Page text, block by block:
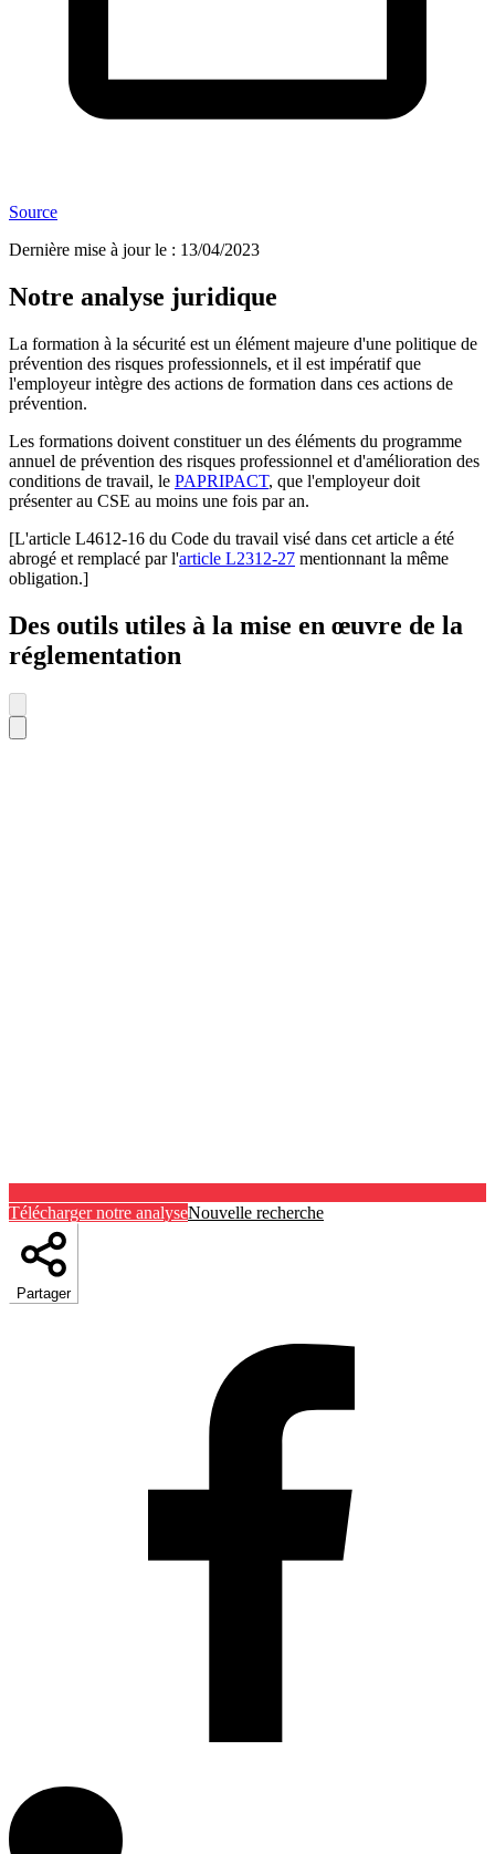
Source
Dernière mise à jour le : 13/04/2023
Notre analyse juridique
La formation à la sécurité est un élément majeure d'une politique de
prévention des risques professionnels, et il est impératif que
l'employeur intègre des actions de formation dans ces actions de
prévention.
Les formations doivent constituer un des éléments du programme
annuel de prévention des risques professionnel et d'amélioration des
conditions de travail, le PAPRIPACT, que l'employeur doit
présenter au CSE au moins une fois par an.
[L'article L4612-16 du Code du travail visé dans cet article a été
abrogé et remplacé par l'article L2312-27 mentionnant la même
obligation.]
Des outils utiles à la mise en œuvre de la
réglementation
Télécharger notre analyseNouvelle recherche
Partager